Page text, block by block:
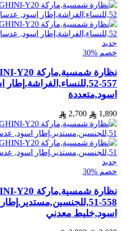
جديد
خصم %30
557-
اسود,متعددة
1,890
2,700
جديد
خصم %30
558-
اسود,خليط معدني